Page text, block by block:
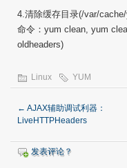
4.清除缓存目录(/var/
命令：yum clean, yum
oldheaders)
Linux YUM
← AJAX辅助调试利器：
LiveHTTPHeaders
发表评论？